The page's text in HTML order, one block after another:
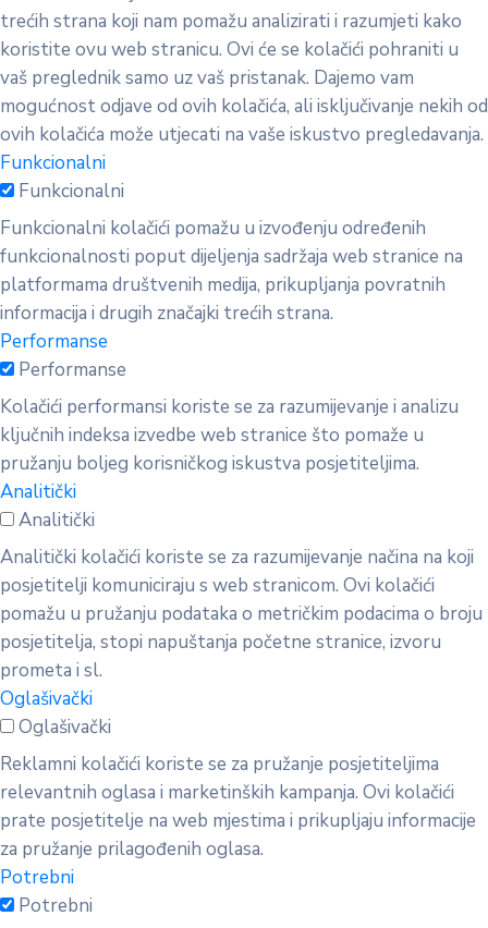
trećih strana koji nam pomažu analizirati i razumjeti kako
koristite ovu web stranicu. Ovi će se kolačići pohraniti u
vaš preglednik samo uz vaš pristanak. Dajemo vam
mogućnost odjave od ovih kolačića, ali isključivanje nekih od
ovih kolačića može utjecati na vaše iskustvo pregledavanja.
Funkcionalni
Funkcionalni
Funkcionalni kolačići pomažu u izvođenju određenih
funkcionalnosti poput dijeljenja sadržaja web stranice na
platformama društvenih medija, prikupljanja povratnih
informacija i drugih značajki trećih strana.
Performanse
Performanse
Kolačići performansi koriste se za razumijevanje i analizu
ključnih indeksa izvedbe web stranice što pomaže u
pružanju boljeg korisničkog iskustva posjetiteljima.
Analitički
Analitički
Analitički kolačići koriste se za razumijevanje načina na koji
posjetitelji komuniciraju s web stranicom. Ovi kolačići
pomažu u pružanju podataka o metričkim podacima o broju
posjetitelja, stopi napuštanja početne stranice, izvoru
prometa i sl.
Oglašivački
Oglašivački
Reklamni kolačići koriste se za pružanje posjetiteljima
relevantnih oglasa i marketinških kampanja. Ovi kolačići
prate posjetitelje na web mjestima i prikupljaju informacije
za pružanje prilagođenih oglasa.
Potrebni
Potrebni